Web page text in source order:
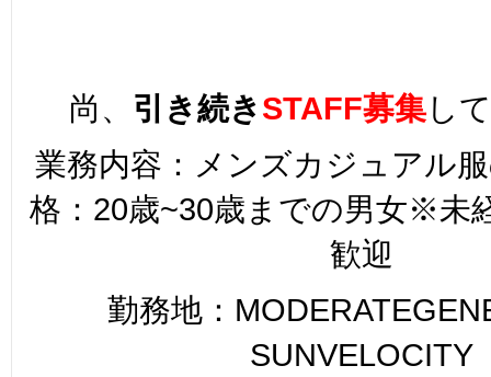
尚、 引き続きSTAFF募集し
業務内容：メンズカジュアル
格：20歳~30歳までの男女※未
歓迎
勤務地：
SUNVELOCITY